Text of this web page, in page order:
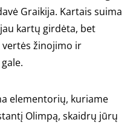
Graikija. Kartais suima
kartų girdėta, bet
žinojimo ir
elementorių, kuriame
Olimpą, skaidrų jūrų